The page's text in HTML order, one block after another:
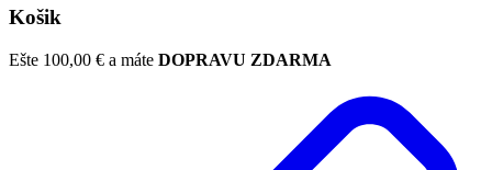
Košik
Ešte 100,00 € a máte DOPRAVU ZDARMA